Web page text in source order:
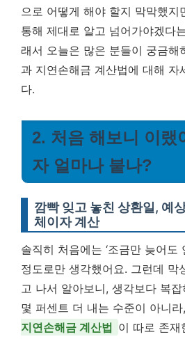
으로 어떻게 해야 할지 막막했지
통해 제대로 알고 넘어가야겠다
래서 오늘은 많은 분들이 궁금해
과 지연손해금 계산법에 대해 자
다.
2. 처음 해보니 이랬
자 얼마나 붙나?
깜빡 잊고 놓친 상환일, 예
체이자 계산
솔직히 처음에는 ‘조금만 늦어도
정도로만 생각했어요. 그런데 막
고 나서 알아보니, 생각보다 복
몇 퍼센트 더 내는 수준이 아니라,
지연손해금 계산법 이 따로 존재